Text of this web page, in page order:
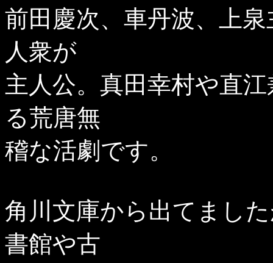
前田慶次、車丹波、上
人衆が
主人公。真田幸村や直
る荒唐無
稽な活劇です。
角川文庫から出てまし
書館や古